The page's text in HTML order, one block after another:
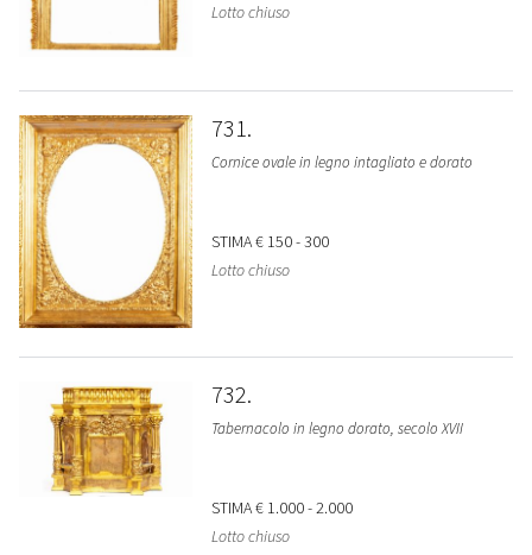
Lotto chiuso
731
Cornice ovale in legno intagliato e dorato
STIMA€ 150 - 300
Lotto chiuso
732
Tabernacolo in legno dorato, secolo XVII
STIMA€ 1.000 - 2.000
Lotto chiuso